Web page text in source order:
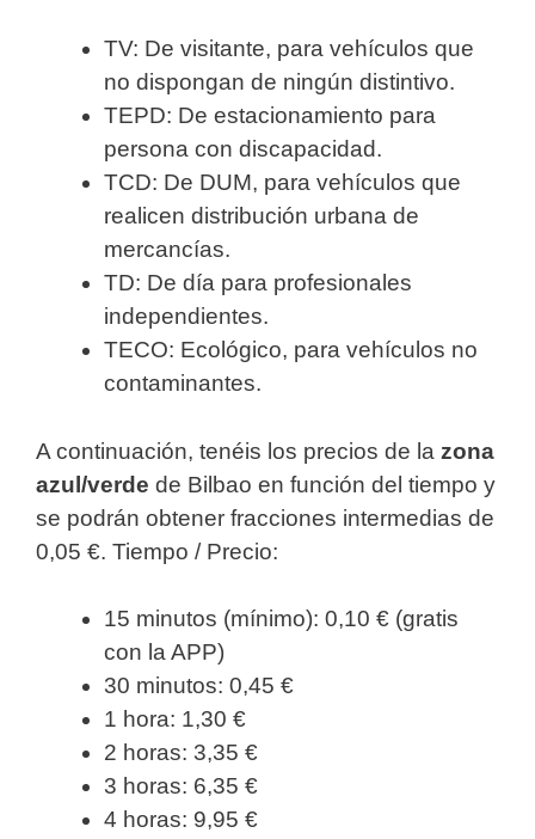
TV: De visitante, para vehículos que
no dispongan de ningún distintivo.
TEPD: De estacionamiento para
persona con discapacidad.
TCD: De DUM, para vehículos que
realicen distribución urbana de
mercancías.
TD: De día para profesionales
independientes.
TECO: Ecológico, para vehículos no
contaminantes.
A continuación, tenéis los precios de la zona
azul/verde de Bilbao en función del tiempo y
se podrán obtener fracciones intermedias de
0,05 €. Tiempo / Precio:
15 minutos (mínimo): 0,10 € (gratis
con la APP)
30 minutos: 0,45 €
1 hora: 1,30 €
2 horas: 3,35 €
3 horas: 6,35 €
4 horas: 9,95 €